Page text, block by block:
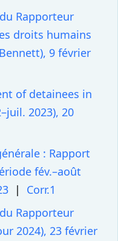
Rapporteur
droits humains
9 février
of detainees in
2023), 20
: Rapport
fév.–août
| Corr.1
Rapporteur
2024), 23 février